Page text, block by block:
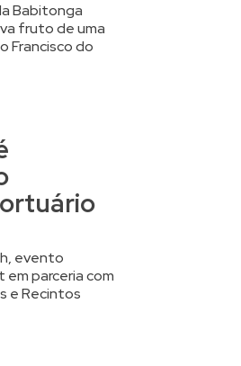
Babitonga
fruto de uma
Francisco do
evento
em parceria com
e Recintos